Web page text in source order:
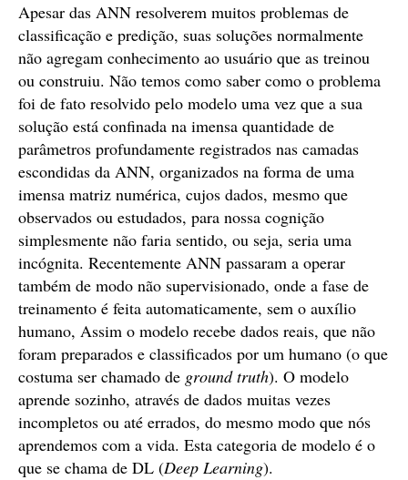
Apesar das ANN resolverem muitos problemas de
classificação e predição, suas soluções normalmente
não agregam conhecimento ao usuário que as treinou
ou construiu. Não temos como saber como o problema
foi de fato resolvido pelo modelo uma vez que a sua
solução está confinada na imensa quantidade de
parâmetros profundamente registrados nas camadas
escondidas da ANN, organizados na forma de uma
imensa matriz numérica, cujos dados, mesmo que
observados ou estudados, para nossa cognição
simplesmente não faria sentido, ou seja, seria uma
incógnita. Recentemente ANN passaram a operar
também de modo não supervisionado, onde a fase de
treinamento é feita automaticamente, sem o auxílio
humano, Assim o modelo recebe dados reais, que não
foram preparados e classificados por um humano (o que
costuma ser chamado de ground truth). O modelo
aprende sozinho, através de dados muitas vezes
incompletos ou até errados, do mesmo modo que nós
aprendemos com a vida. Esta categoria de modelo é o
que se chama de DL (Deep Learning).